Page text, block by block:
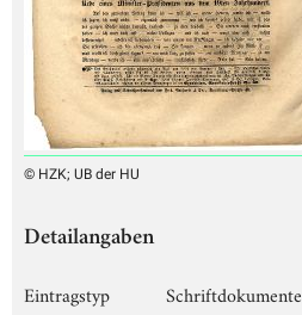
© HZK; UB der HU
Detailangaben
Eintragstyp
Schriftdokumente